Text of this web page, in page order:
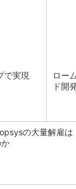
で実現
ロー
ド開
の大量解雇は